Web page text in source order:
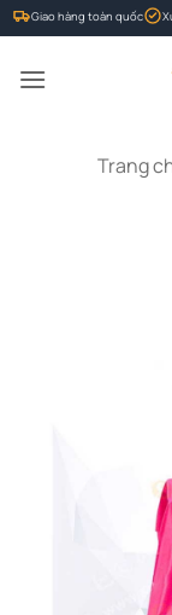
Bỏ
qua
nội
Giao hàng toàn quốc
Trang